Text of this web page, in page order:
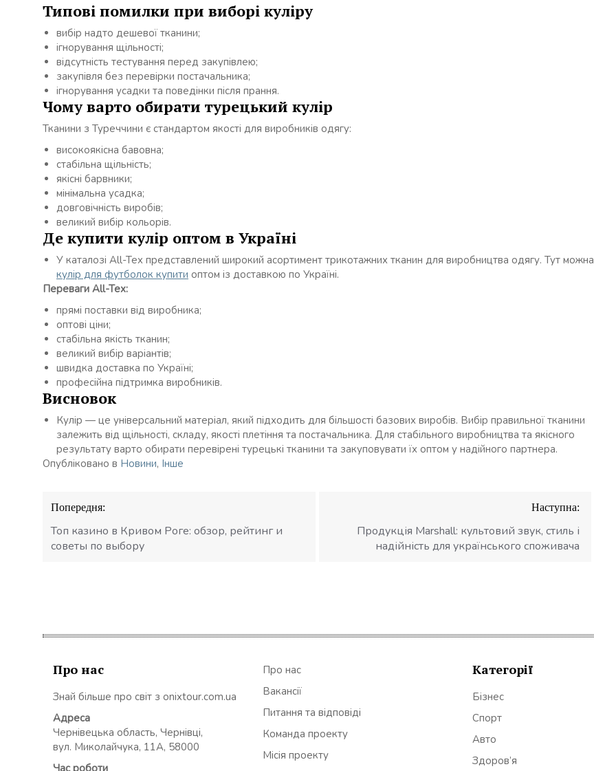
Типові помилки при виборі куліру
вибір надто дешевої тканини;
ігнорування щільності;
відсутність тестування перед закупівлею;
закупівля без перевірки постачальника;
ігнорування усадки та поведінки після прання.
Чому варто обирати турецький кулір
Тканини з Туреччини є стандартом якості для виробників одягу:
високоякісна бавовна;
стабільна щільність;
якісні барвники;
мінімальна усадка;
довговічність виробів;
великий вибір кольорів.
Де купити кулір оптом в Україні
У каталозі All-Tex представлений широкий асортимент трикотажних тканин для виробництва одягу. Тут можна
кулір для футболок купити оптом із доставкою по Україні.
Переваги All-Tex:
прямі поставки від виробника;
оптові ціни;
стабільна якість тканин;
великий вибір варіантів;
швидка доставка по Україні;
професійна підтримка виробників.
Висновок
Кулір — це універсальний матеріал, який підходить для більшості базових виробів. Вибір правильної тканини
залежить від щільності, складу, якості плетіння та постачальника. Для стабільного виробництва та якісного
результату варто обирати перевірені турецькі тканини та закуповувати їх оптом у надійного партнера.
Опубліковано в Новини, Інше
Навігація
записів
Попередня:
Топ казино в Кривом Роге: обзор, рейтинг и
советы по выбору
Наступна:
Продукція Marshall: культовий звук, стиль і
надійність для українського споживача
Про нас
Знай більше про світ з onixtour.com.ua
Адреса
Чернівецька область, Чернівці,
вул. Миколайчука, 11А, 58000
Час роботи
Про нас
Вакансії
Питання та відповіді
Команда проекту
Місія проекту
Категорії
Бізнес
Спорт
Авто
Здоров’я